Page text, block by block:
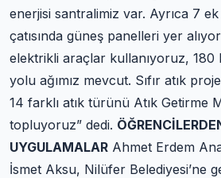
enerjisi santralimiz var. Ayrıca 7 ek
çatısında güneş panelleri yer
elektrikli araçlar kullanıyoruz, 180
yolu ağımız mevcut. Sıfır atık
14 farklı atık türünü Atık Getirme
topluyoruz” dedi.
UYGULAMALAR Ahmet Erdem
İsmet Aksu, Nilüfer Belediyesi’ne